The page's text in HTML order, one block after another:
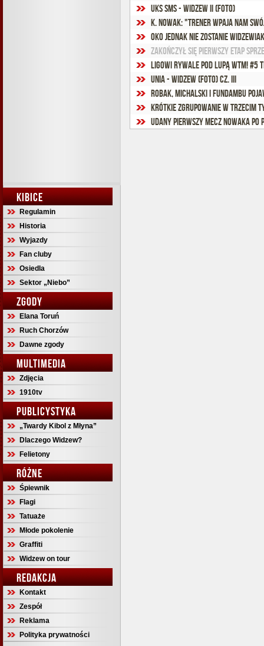
KIBICE
Regulamin
Historia
Wyjazdy
Fan cluby
Osiedla
Sektor „Niebo”
ZGODY
Elana Toruń
Ruch Chorzów
Dawne zgody
MULTIMEDIA
Zdjęcia
1910tv
PUBLICYSTYKA
„Twardy Kibol z Młyna”
Dlaczego Widzew?
Felietony
RÓŻNE
Śpiewnik
Flagi
Tatuaże
Młode pokolenie
Graffiti
Widzew on tour
REDAKCJA
Kontakt
Zespół
Reklama
Polityka prywatności
UKS SMS - Widzew II (foto)
K. Nowak: "Trener wpaja nam
Oko jednak nie zostanie
Zakończył się pierwszy etap
Ligowi rywale pod lupą WTM! #5
Unia - Widzew (foto) cz. III
Robak, Michalski i Fundambu
Krótkie zgrupowanie w trzecim
Udany pierwszy mecz Nowaka